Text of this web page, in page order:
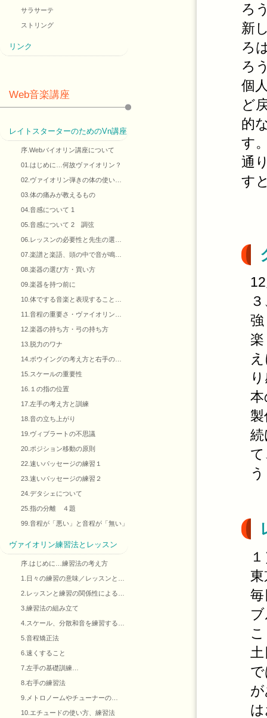
ろ
新
ろ
ろ
個
ど
的
す
通
す
サラサーテ
ストリング
リンク
Web音楽講座
レイトスターターのためのVn講座
序.Webバイオリン講座について
01.はじめに…何故ヴァイオリン？
02.ヴァイオリン弾きの体の使い…
03.体の痛みが教えるもの
04.音感について 1
05.音感について 2 調弦
06.レッスンの必要性と先生の選…
07.楽譜と楽語、頭の中で音が鳴…
08.楽器の選び方・買い方
09.楽器を持つ前に
10.体でする音楽と表現すること…
11.音程の重要さ・ヴァイオリン…
12.楽器の持ち方・弓の持ち方
13.脱力のワナ
14.ボウイングの考え方と右手の…
15.スケールの重要性
16.１の指の位置
17.左手の考え方と訓練
18.音の立ち上がり
19.ヴィブラートの不思議
20.ポジション移動の原則
22.速いパッセージの練習１
23.速いパッセージの練習２
24.デタシェについて
25.指の分離 ４題
99.音程が「悪い」と音程が「無い」
ヴァイオリン練習法とレッスン
序.はじめに…練習法の考え方
1.日々の練習の意味／レッスンと…
2.レッスンと練習の関係性による…
3.練習法の組み立て
4.スケール、分散和音を練習する…
5.音程矯正法
6.速くすること
7.左手の基礎訓練…
8.右手の練習法
9.メトロノームやチューナーの…
10.エチュードの使い方、練習法